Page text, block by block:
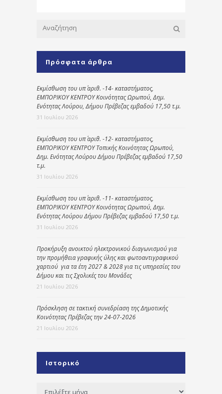
Πρόσφατα άρθρα
Εκμίσθωση του υπ΄ αριθ. -14- καταστήματος,
ΕΜΠΟΡΙΚΟΥ ΚΕΝΤΡΟΥ Κοινότητας Ωρωπού, Δημ.
Ενότητας Λούρου, Δήμου Πρέβεζας εμβαδού 17,50 τ.μ.
31 Ιουλίου 2026
Εκμίσθωση του υπ΄ αριθ. -12- καταστήματος,
ΕΜΠΟΡΙΚΟΥ ΚΕΝΤΡΟΥ Τοπικής Κοινότητας Ωρωπού,
Δημ. Ενότητας Λούρου Δήμου Πρέβεζας εμβαδού 17,50
τ.μ.
31 Ιουλίου 2026
Εκμίσθωση του υπ΄ αριθ. -11- καταστήματος,
ΕΜΠΟΡΙΚΟΥ ΚΕΝΤΡΟΥ Κοινότητας Ωρωπού, Δημ.
Ενότητας Λούρου Δήμου Πρέβεζας εμβαδού 17,50 τ.μ.
31 Ιουλίου 2026
Προκήρυξη ανοικτού ηλεκτρονικού διαγωνισμού για
την προμήθεια γραφικής ύλης και φωτοαντιγραφικού
χαρτιού για τα έτη 2027 & 2028 για τις υπηρεσίες του
Δήμου και τις Σχολικές του Μονάδες
21 Ιουλίου 2026
Πρόσκληση σε τακτική συνεδρίαση της Δημοτικής
Κοινότητας Πρέβεζας την 24-07-2026
21 Ιουλίου 2026
Ιστορικό
Ιστορικό